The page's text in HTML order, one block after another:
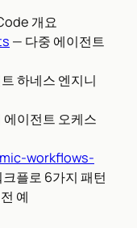
개요
— 다중 에이전트
하네스 엔지니
이전트 오케스
workflows-
플로 6가지 패턴
예